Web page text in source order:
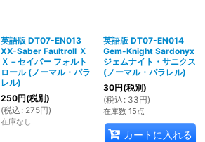
英語版 DT07-EN013
XX-Saber Faultroll Ｘ
Ｘ－セイバー フォルト
ロール (ノーマル・パラ
レル)
250円(税別)
(税込 : 275円)
在庫なし
英語版 DT07-EN014
Gem-Knight Sardonyx
ジェムナイト・サニクス
(ノーマル・パラレル)
30円(税別)
(税込 : 33円)
在庫数 15点
カートに入れる